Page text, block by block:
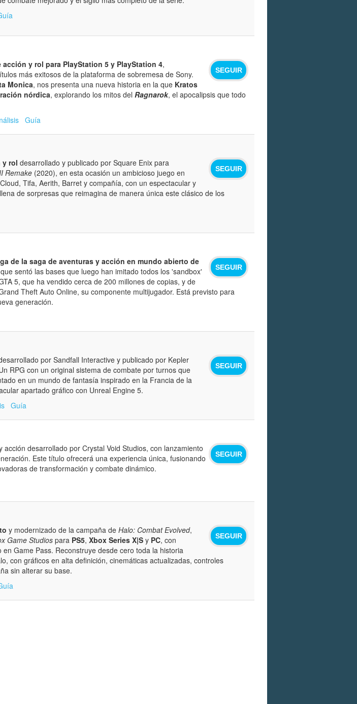
SEGUIR
acción y rol para PlayStation 5 y PlayStation 4,
más exitosos de la plataforma de sobremesa de Sony.
Monica, nos presenta una nueva historia en la que Kratos
nórdica, explorando los mitos del Ragnarok, el apocalipsis que todo
Guía
SEGUIR
y rol desarrollado y publicado por Square Enix para
Remake (2020), en esta ocasión un ambicioso juego en
Tifa, Aerith, Barret y compañía, con un espectacular y
de sorpresas que reimagina de manera única este clásico de los
SEGUIR
de la saga de aventuras y acción en mundo abierto de
sentó las bases que luego han imitado todos los 'sandbox'
5, que ha vendido cerca de 200 millones de copias, y de
Theft Auto Online, su componente multijugador. Está previsto para
generación.
SEGUIR
por Sandfall Interactive y publicado por Kepler
RPG con un original sistema de combate por turnos que
en un mundo de fantasía inspirado en la Francia de la
apartado gráfico con Unreal Engine 5.
Guía
SEGUIR
acción desarrollado por Crystal Void Studios, con lanzamiento
Este título ofrecerá una experiencia única, fusionando
de transformación y combate dinámico.
SEGUIR
y modernizado de la campaña de Halo: Combat Evolved,
Game Studios para PS5, Xbox Series X|S y PC, con
Game Pass. Reconstruye desde cero toda la historia
con gráficos en alta definición, cinemáticas actualizadas, controles
sin alterar su base.